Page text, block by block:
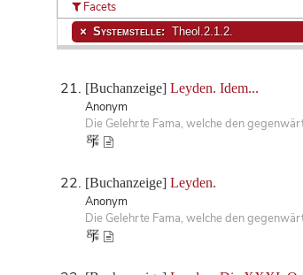
[Buchanzeige] Leyden. Idem...
Anonym
Die Gelehrte Fama, welche den
[Buchanzeige] Leyden.
Anonym
Die Gelehrte Fama, welche den
Facets
Systemstelle: Theol.2.1.2.